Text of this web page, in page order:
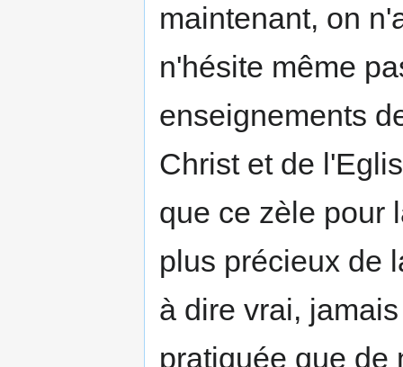
maintenant, on
n'hésite même
enseignements
Christ et de
que ce zèle pour
plus précieux de
à dire vrai,
pratiquée que de